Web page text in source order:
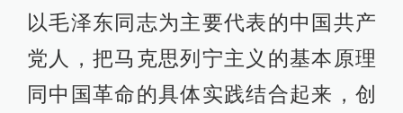
以毛泽东同志为主要代表的中国共产
党人，把马克思列宁主义的基本原理
同中国革命的具体实践结合起来，创